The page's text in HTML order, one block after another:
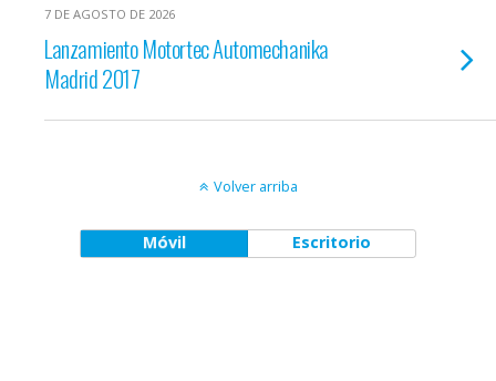
7 DE AGOSTO DE 2026
Lanzamiento Motortec Automechanika
Madrid 2017
Volver arriba
Móvil Escritorio